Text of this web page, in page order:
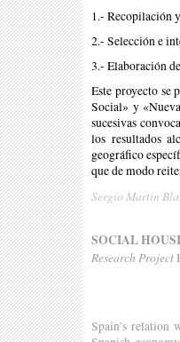
1.- Recopilación
2.- Selección e
3.- Elaboración
Este proyecto se
Social» y
sucesivas
los resultados
geográfico
que de modo
Sergio Martín
SOCIAL
Research Project
Spain’s relation